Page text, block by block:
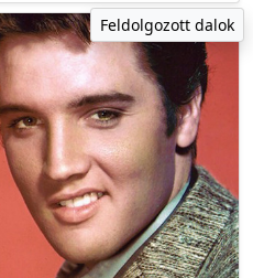
Feldolgozott dalok